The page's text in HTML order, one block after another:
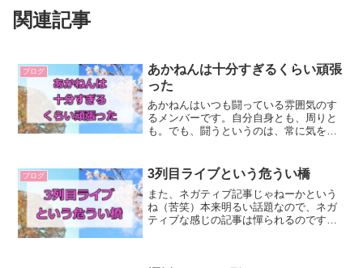
関連記事
ブログ
あかねんは十分すぎるくらい頑張
った
あかねんはいつも闘っている雰囲気のす
るメンバーです。自分自身とも、周りと
も。でも、闘うというのは、常に気を張
少し頑張って欲しいとは私には言えない
のです。もう十分すぎるく...
ブログ 3列目ライブという危うい橋
また、ネガティブ記事じゃねーかという
ね（苦笑）本来明るい話題なので、ネガ
ティブな感じの記事は憚られるのです